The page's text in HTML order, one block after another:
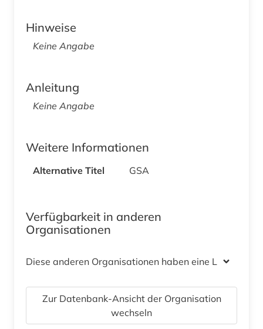
Hinweise
Keine Angabe
Anleitung
Keine Angabe
Weitere Informationen
Alternative Titel GSA
Verfügbarkeit in anderen
Organisationen
Diese anderen Organisationen haben eine Lizenz
Zur Datenbank-Ansicht der Organisation
wechseln